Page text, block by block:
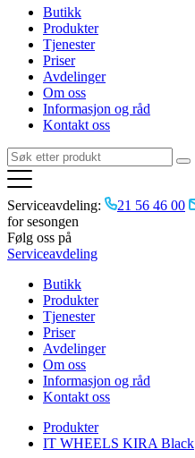
Butikk
Produkter
Tjenester
Priser
Avdelinger
Om oss
Informasjon og råd
Kontakt oss
Serviceavdeling: 21 56 46 00
for sesongen
Følg oss på
Serviceavdeling
Butikk
Produkter
Tjenester
Priser
Avdelinger
Om oss
Informasjon og råd
Kontakt oss
Produkter
IT WHEELS KIRA Black